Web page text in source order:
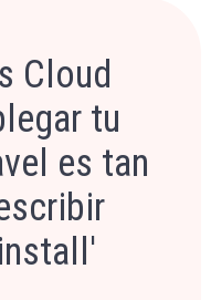
Cloud
tu
es tan